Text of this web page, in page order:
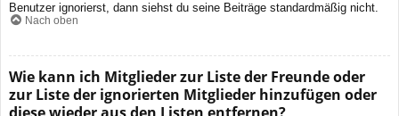
Benutzer ignorierst, dann siehst du seine Beiträge standardmäßig nicht.
Nach oben
Wie kann ich Mitglieder zur Liste der Freunde oder
zur Liste der ignorierten Mitglieder hinzufügen oder